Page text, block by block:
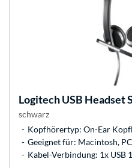
LogitechUSB Headset
schwarz
Kopfhörertyp: On-Ear
Geeignet für: Macintosh,
Kabel-Verbindung: 1x USB